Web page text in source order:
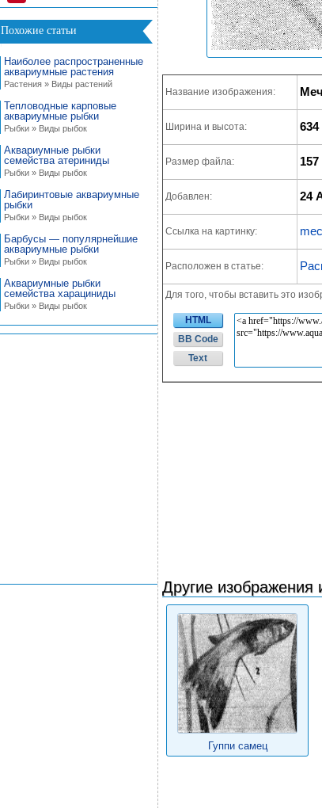
Похожие статьи
Наиболее распространенные
аквариумные растения
Растения » Виды растений
Тепловодные карповые
аквариумные рыбки
Рыбки » Виды рыбок
Аквариумные рыбки
семейства атериниды
Рыбки » Виды рыбок
Лабиринтовые аквариумные
рыбки
Рыбки » Виды рыбок
Барбусы — популярнейшие
аквариумные рыбки
Рыбки » Виды рыбок
Аквариумные рыбки
семейства харациниды
Рыбки » Виды рыбок
Название изображения:
Ширина и высота: 634
Размер файла: 157
Добавлен: 24
Ссылка на картинку:
Расположен в статье:
Для того, чтобы вставить это
HTML
BB Code
Text
Другие изображения
Гуппи самец